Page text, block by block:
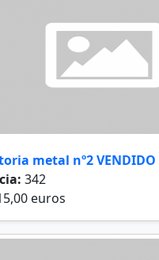
metal nº2 VENDIDO
342
euros